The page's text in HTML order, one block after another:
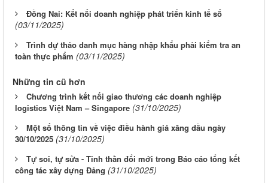
Đồng Nai: Kết nối doanh nghiệp phát triển kinh tế số
(03/11/2025)
Trình dự thảo danh mục hàng nhập khẩu phải kiểm tra an
toàn thực phẩm (03/11/2025)
Những tin cũ hơn
Chương trình kết nối giao thương các doanh nghiệp
logistics Việt Nam – Singapore (31/10/2025)
Một số thông tin về việc điều hành giá xăng dầu ngày
30/10/2025 (31/10/2025)
Tự soi, tự sửa - Tinh thần đổi mới trong Báo cáo tổng kết
công tác xây dựng Đảng (31/10/2025)